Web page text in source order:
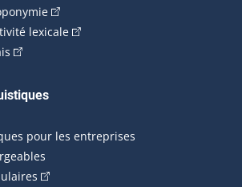
(Cet hyperlien externe s'ouvrira
lexicale(Cet hyperlien externe
(Cet hyperlien externe s'ouvrira dans une
pour les entreprises
(Cet hyperlien externe s'ouvrira